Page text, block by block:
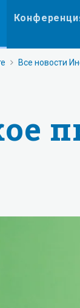
Все новости